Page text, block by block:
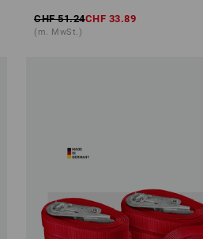
CHF 51.24CHF 33.89
(m. MwSt.)